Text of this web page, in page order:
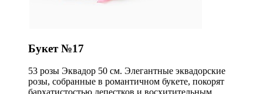
Букет №17
53 розы Эквадор 50 см. Элегантные эквадорские
розы, собранные в романтичном букете, покорят